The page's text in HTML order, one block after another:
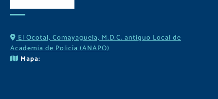
El Ocotal, Comayaguela, M.D.C. antiguo Local de
Academia de Policía (ANAPO)
Mapa: